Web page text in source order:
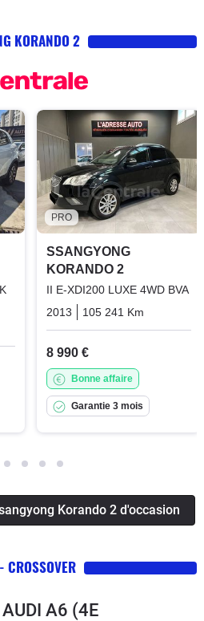
KORANDO 2
Diesel
PRO
SSANGYONG
KORANDO 2
II E-XDI200 LUXE 4WD BVA
2013
105 241 Km
8 990 €
Bonne affaire
Garantie 3 mois
Korando 2 d'occasion
A6 (4E